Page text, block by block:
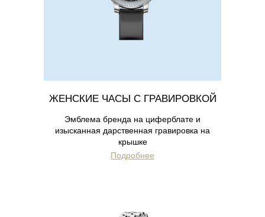
Подробнее
ЖЕНСКИЕ ЧАСЫ С ГРАВИРОВКОЙ
Эмблема бренда на циферблате и
изысканная дарственная гравировка на
крышке